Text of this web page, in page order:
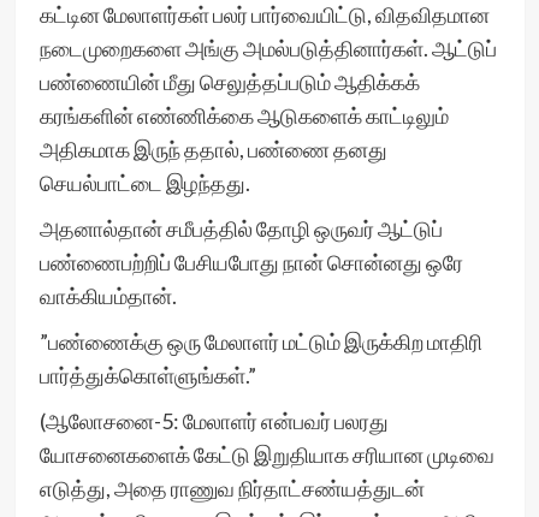
கட்டின மேலாளர்கள் பலர் பார்வையிட்டு, விதவிதமான
நடைமுறைகளை அங்கு அமல்படுத்தினார்கள். ஆட்டுப்
பண்ணையின் மீது செலுத்தப்படும் ஆதிக்கக்
கரங்களின் எண்ணிக்கை ஆடுகளைக் காட்டிலும்
அதிகமாக இருந் ததால், பண்ணை தனது
செயல்பாட்டை இழந்தது.
அதனால்தான் சமீபத்தில் தோழி ஒருவர் ஆட்டுப்
பண்ணைபற்றிப் பேசியபோது நான் சொன்னது ஒரே
வாக்கியம்தான்.
”பண்ணைக்கு ஒரு மேலாளர் மட்டும் இருக்கிற மாதிரி
பார்த்துக்கொள்ளுங்கள்.”
(ஆலோசனை-5: மேலாளர் என்பவர் பலரது
யோசனைகளைக் கேட்டு இறுதியாக சரியான முடிவை
எடுத்து, அதை ராணுவ நிர்தாட்சண்யத்துடன்